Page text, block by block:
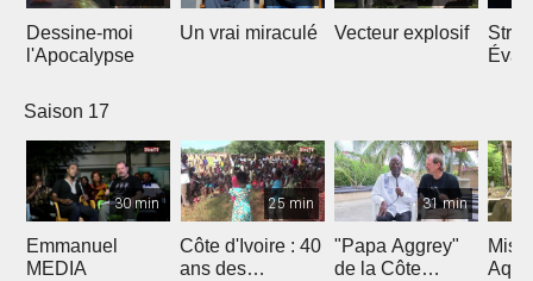
Dessine-moi
l'Apocalypse
Un vrai miraculé Vecteur explosif
Saison 17
30 min
Emmanuel
MEDIA
25 min
Côte d'Ivoire : 40
ans des
31 min
"Papa Aggrey"
de la Côte